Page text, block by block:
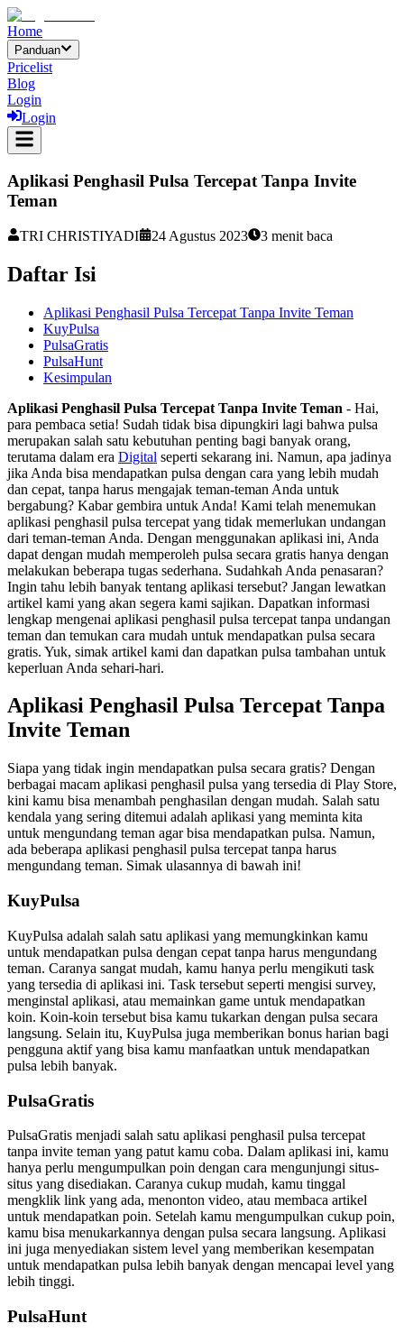
Home
Panduan
Pricelist
Blog
Login
Login
Aplikasi Penghasil Pulsa Tercepat Tanpa Invite
Teman
TRI CHRISTIYADI 24 Agustus 2023 3 menit baca
Daftar Isi
Aplikasi Penghasil Pulsa Tercepat Tanpa Invite Teman
KuyPulsa
PulsaGratis
PulsaHunt
Kesimpulan
Aplikasi Penghasil Pulsa Tercepat Tanpa Invite Teman - Hai,
para pembaca setia! Sudah tidak bisa dipungkiri lagi bahwa pulsa
merupakan salah satu kebutuhan penting bagi banyak orang,
terutama dalam era Digital seperti sekarang ini. Namun, apa jadinya
jika Anda bisa mendapatkan pulsa dengan cara yang lebih mudah
dan cepat, tanpa harus mengajak teman-teman Anda untuk
bergabung? Kabar gembira untuk Anda! Kami telah menemukan
aplikasi penghasil pulsa tercepat yang tidak memerlukan undangan
dari teman-teman Anda. Dengan menggunakan aplikasi ini, Anda
dapat dengan mudah memperoleh pulsa secara gratis hanya dengan
melakukan beberapa tugas sederhana. Sudahkah Anda penasaran?
Ingin tahu lebih banyak tentang aplikasi tersebut? Jangan lewatkan
artikel kami yang akan segera kami sajikan. Dapatkan informasi
lengkap mengenai aplikasi penghasil pulsa tercepat tanpa undangan
teman dan temukan cara mudah untuk mendapatkan pulsa secara
gratis. Yuk, simak artikel kami dan dapatkan pulsa tambahan untuk
keperluan Anda sehari-hari.
Aplikasi Penghasil Pulsa Tercepat Tanpa
Invite Teman
Siapa yang tidak ingin mendapatkan pulsa secara gratis? Dengan
berbagai macam aplikasi penghasil pulsa yang tersedia di Play Store,
kini kamu bisa menambah penghasilan dengan mudah. Salah satu
kendala yang sering ditemui adalah aplikasi yang meminta kita
untuk mengundang teman agar bisa mendapatkan pulsa. Namun,
ada beberapa aplikasi penghasil pulsa tercepat tanpa harus
mengundang teman. Simak ulasannya di bawah ini!
KuyPulsa
KuyPulsa adalah salah satu aplikasi yang memungkinkan kamu
untuk mendapatkan pulsa dengan cepat tanpa harus mengundang
teman. Caranya sangat mudah, kamu hanya perlu mengikuti task
yang tersedia di aplikasi ini. Task tersebut seperti mengisi survey,
menginstal aplikasi, atau memainkan game untuk mendapatkan
koin. Koin-koin tersebut bisa kamu tukarkan dengan pulsa secara
langsung. Selain itu, KuyPulsa juga memberikan bonus harian bagi
pengguna aktif yang bisa kamu manfaatkan untuk mendapatkan
pulsa lebih banyak.
PulsaGratis
PulsaGratis menjadi salah satu aplikasi penghasil pulsa tercepat
tanpa invite teman yang patut kamu coba. Dalam aplikasi ini, kamu
hanya perlu mengumpulkan poin dengan cara mengunjungi situs-
situs yang disediakan. Caranya cukup mudah, kamu tinggal
mengklik link yang ada, menonton video, atau membaca artikel
untuk mendapatkan poin. Setelah kamu mengumpulkan cukup poin,
kamu bisa menukarkannya dengan pulsa secara langsung. Aplikasi
ini juga menyediakan sistem level yang memberikan kesempatan
untuk mendapatkan pulsa lebih banyak dengan mencapai level yang
lebih tinggi.
PulsaHunt